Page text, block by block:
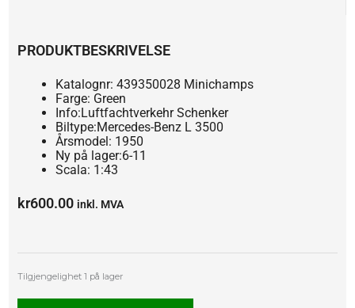
PRODUKTBESKRIVELSE
Katalognr: 439350028 Minichamps
Farge: Green
Info:Luftfachtverkehr Schenker
Biltype:Mercedes-Benz L 3500
Årsmodel: 1950
Ny på lager:6-11
Scala: 1:43
kr600.00 inkl. MVA
Tilgjengelighet 1 på lager
Mercedes-